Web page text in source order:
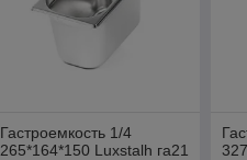
Гастроемкость 1/4
265*164*150 Luxstalh га21